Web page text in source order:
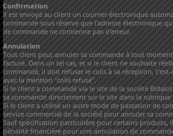
Confirmation
Il est envoyé au client un courrier électronique
commande sous réserve que l'adresse électronique
de commande ne contienne pas d'erreur.
Annulation
Tout client peut annuler sa commande à tout
facturé. Dans un tel cas, et si le client ne souhaite
commandé, il doit refuser le colis à sa réception,
avec la mention "colis refusé".
Si le client a commandé via le site de la société
sa commande directement sur le site dans la
Si le client a utilisé un autre mode de passation de
service commercial de la société pour annuler sa
Sauf spécification particulière pour certains produits,
pénalité financière pour une annulation de